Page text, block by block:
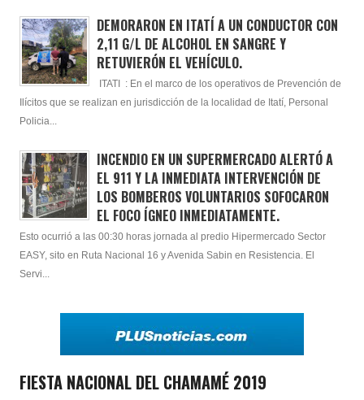
DEMORARON EN ITATÍ A UN CONDUCTOR CON
2,11 G/L DE ALCOHOL EN SANGRE Y
RETUVIERÓN EL VEHÍCULO.
ITATI : En el marco de los operativos de Prevención de
Ilícitos que se realizan en jurisdicción de la localidad de Itatí, Personal
Policia...
INCENDIO EN UN SUPERMERCADO ALERTÓ A
EL 911 Y LA INMEDIATA INTERVENCIÓN DE
LOS BOMBEROS VOLUNTARIOS SOFOCARON
EL FOCO ÍGNEO INMEDIATAMENTE.
Esto ocurrió a las 00:30 horas jornada al predio Hipermercado Sector
EASY, sito en Ruta Nacional 16 y Avenida Sabin en Resistencia. El
Servi...
FIESTA NACIONAL DEL CHAMAMÉ 2019